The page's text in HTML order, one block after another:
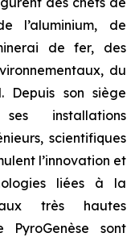
l’aluminium, de
de fer, des
du
Depuis son siège
installations
scientifiques
l’innovation et
liées à la
très hautes
sont